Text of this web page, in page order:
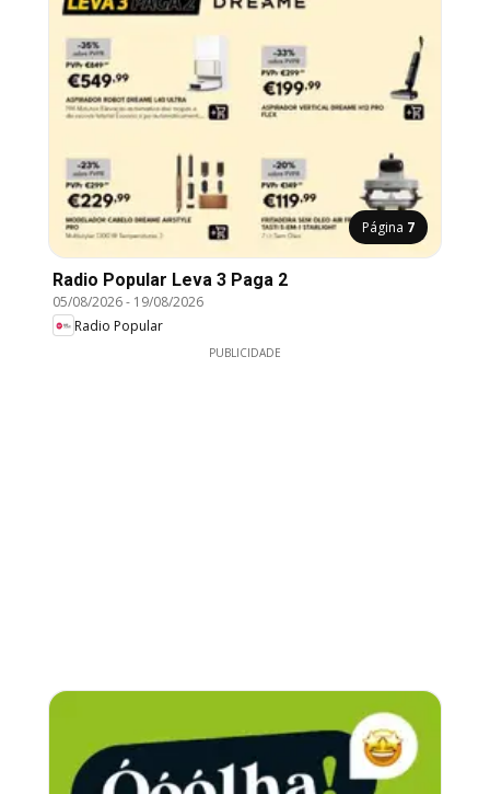
Página 7
Radio Popular Leva 3 Paga 2
05/08/2026- 19/08/2026
Radio Popular
PUBLICIDADE